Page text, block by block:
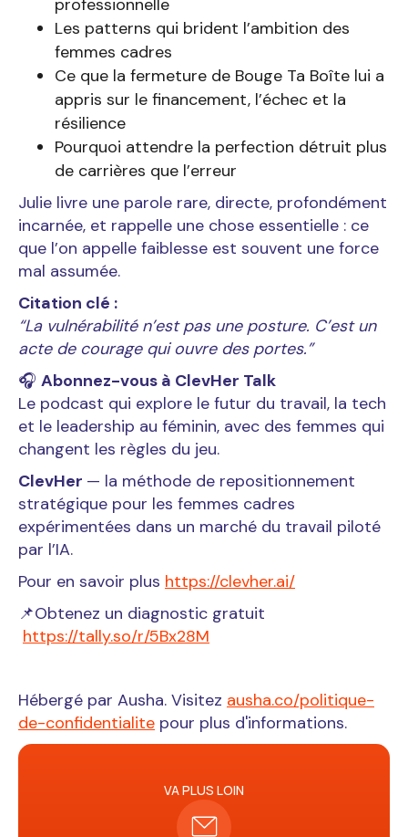
Les patterns qui brident l’ambition des
femmes cadres
Ce que la fermeture de Bouge Ta Boîte lui a
appris sur le financement, l’échec et la
résilience
Pourquoi attendre la perfection détruit plus
de carrières que l’erreur
Julie livre une parole rare, directe, profondément
incarnée, et rappelle une chose essentielle : ce
que l’on appelle faiblesse est souvent une force
mal assumée.
Citation clé :
“La vulnérabilité n’est pas une posture. C’est un
acte de courage qui ouvre des portes.”
🎧 Abonnez-vous à ClevHer Talk
Le podcast qui explore le futur du travail, la tech
et le leadership au féminin, avec des femmes qui
changent les règles du jeu.
ClevHer — la méthode de repositionnement
stratégique pour les femmes cadres
expérimentées dans un marché du travail piloté
par l’IA.
Pour en savoir plus https://clevher.ai/
📌Obtenez un diagnostic gratuit
https://tally.so/r/5Bx28M
Hébergé par Ausha. Visitez ausha.co/politique-
de-confidentialite pour plus d'informations.
VA PLUS LOIN